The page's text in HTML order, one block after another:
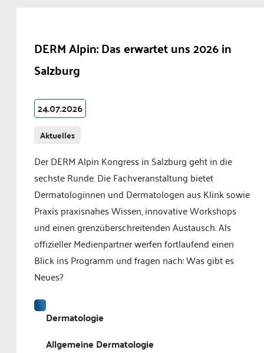
DERM Alpin: Das erwartet uns 2026 in
Salzburg
24.07.2026
Aktuelles
Der DERM Alpin Kongress in Salzburg geht in die
sechste Runde. Die Fachveranstaltung bietet
Dermatologinnen und Dermatologen aus Klink sowie
Praxis praxisnahes Wissen, innovative Workshops
und einen grenzüberschreitenden Austausch. Als
offizieller Medienpartner werfen fortlaufend einen
Blick ins Programm und fragen nach: Was gibt es
Neues?
Dermatologie
Allgemeine Dermatologie